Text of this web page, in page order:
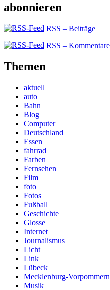
abonnieren
RSS – Beiträge
RSS – Kommentare
Themen
aktuell
auto
Bahn
Blog
Computer
Deutschland
Essen
fahrrad
Farben
Fernsehen
Film
foto
Fotos
Fußball
Geschichte
Glosse
Internet
Journalismus
Licht
Link
Lübeck
Mecklenburg-Vorpommern
Musik